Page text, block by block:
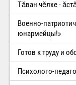
Тăван чĕлхе -
Военно-
юнармейцы!»
Готов к труду и
Психолого-